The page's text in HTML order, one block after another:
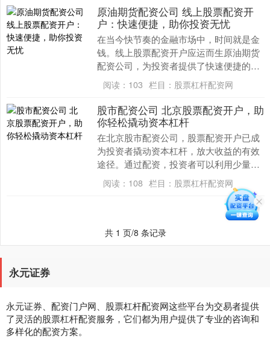
原油期货配资公司 线上股票配资开
户：快速便捷，助你投资无忧
在当今快节奏的金融市场中，时间就是金
钱。线上股票配资开户应运而生原油期货
配资公司，为投资者提供了快速便捷的解
决方案，助其无忧投资。 * **利率：**配资
利率是....
阅读： 103 栏目： 股票杠杆配资网
股市配资公司 北京股票配资开户，助
你轻松撬动资本杠杆
在北京股市配资公司，股票配资开户已成
为投资者撬动资本杠杆，放大收益的有效
途径。通过配资，投资者可以利用少量资
金放大投资规模，从而获得更高的收益。
正规期货配资是....
阅读： 108 栏目： 股票杠杆配资网
共 1 页/8 条记录
永元证券
永元证券、配资门户网、股票杠杆配资网这些平台为交易者提供
了灵活的股票杠杆配资服务，它们都为用户提供了专业的咨询和
多样化的配资方案。